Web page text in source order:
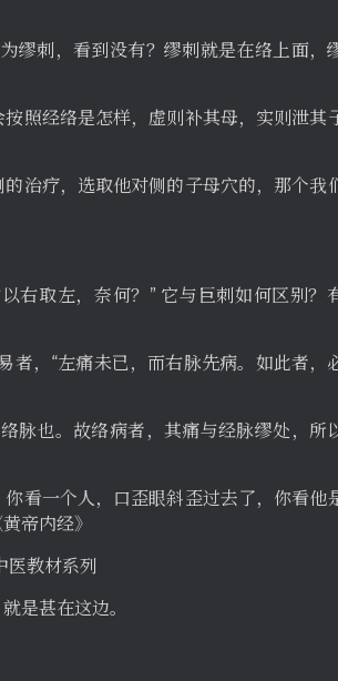
缪刺，看到没有？缪刺就是在络上面，
照经络是怎样，虚则补其母，实则泄其
治疗，选取他对侧的子母穴的，那个我
右取左，奈何？” 它与巨刺如何区别？
者，“左痛未已，而右脉先病。如此者，
脉也。故络病者，其痛与经脉缪处，所
看一个人，口歪眼斜歪过去了，你看他
帝内经》
医教材系列
是甚在这边。